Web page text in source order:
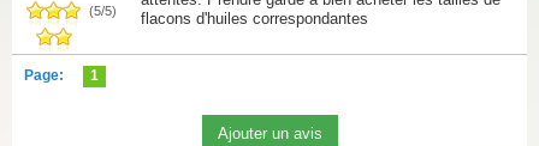
(5/5)
flacons d'huiles correspondantes
Page: 1